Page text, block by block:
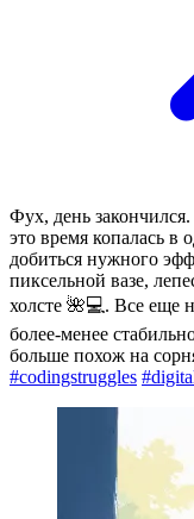
Фух, день
это время копалась в
добиться нужного
пиксельной вазе,
холсте 🌺💻. Все еще
более-менее
больше похож на
#codingstruggles